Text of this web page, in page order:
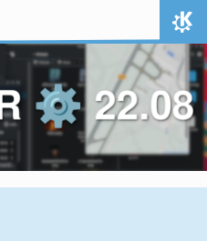
تخط المحتوى
الصفحة الرئيسة